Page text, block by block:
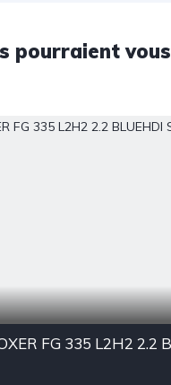
pourraient vous